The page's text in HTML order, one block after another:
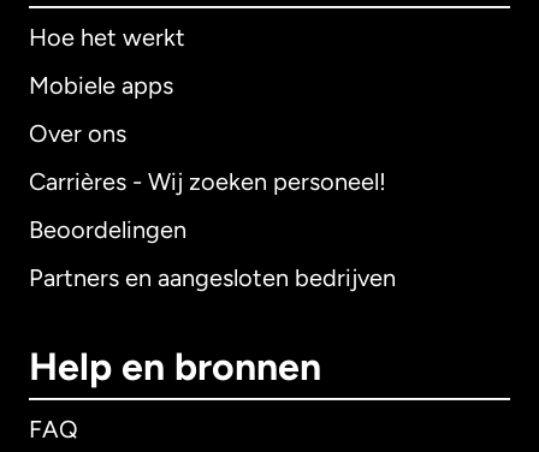
Hoe het werkt
Mobiele apps
Over ons
Carrières - Wij zoeken personeel!
Beoordelingen
Partners en aangesloten bedrijven
Help en bronnen
FAQ